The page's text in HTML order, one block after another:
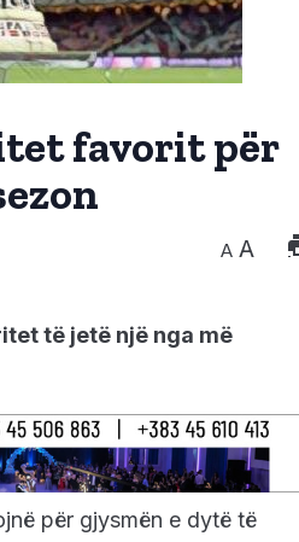
favorit për
A A
të jetë një nga më
për gjysmën e dytë të